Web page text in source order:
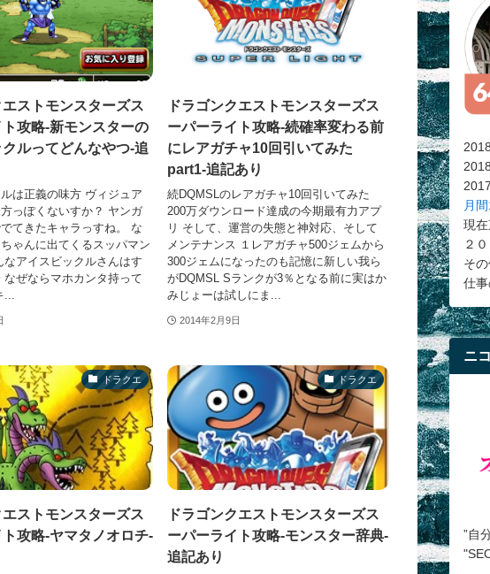
ストモンスターズス
攻略-新モンスターの
ルってどんなやつ-追
は正義の味方 ヴィジュア
っぽくないすか？ ヤンガ
てきたキャラっすね。 な
ゃんに出てくるスッパマン
なアイスビックルさんはす
なぜならマホカンタ持って
...
ドラゴンクエストモンスターズス
ーパーライト攻略-続確率変わる前
にレアガチャ10回引いてみた
part1-追記あり
続DQMSLのレアガチャ10回引いてみた
200万ダウンロード達成の今期最有力アプ
リ そして、運営の失態と神対応、そして
メンテナンス １レアガチャ500ジェムから
300ジェムになったのも記憶に新しい我ら
がDQMSL Sランクが3％となる前に実はか
みじょーは試しにま...
2014年2月9日
ドラクエ
ストモンスターズス
攻略-ヤマタノオロチ-
ドラクエ
ドラゴンクエストモンスターズス
ーパーライト攻略-モンスター辞典-
追記あり
月
現
２
そ
仕
ニ
”自